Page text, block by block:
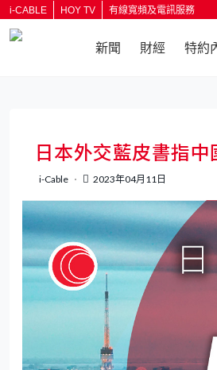
i-CABLE HOY TV 有線寬頻及電訊服務
新聞 財經 特約
日本外交藍皮書指
i-Cable 2023年04月11日